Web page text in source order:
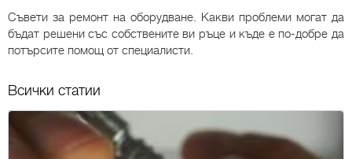
Съвети за ремонт на оборудване. Какви проблеми могат да
бъдат решени със собствените ви ръце и къде е по-добре да
потърсите помощ от специалисти.
Всички статии